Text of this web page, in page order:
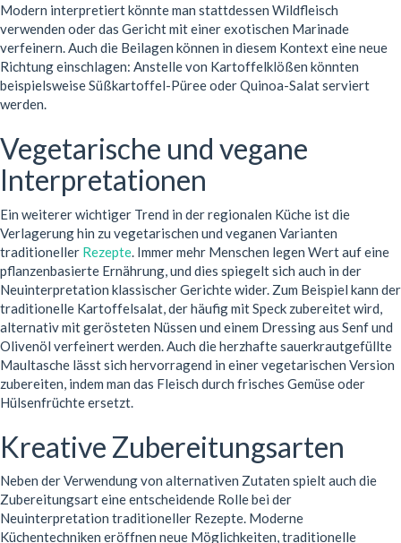
Modern interpretiert könnte man stattdessen Wildfleisch
verwenden oder das Gericht mit einer exotischen Marinade
verfeinern. Auch die Beilagen können in diesem Kontext eine neue
Richtung einschlagen: Anstelle von Kartoffelklößen könnten
beispielsweise Süßkartoffel-Püree oder Quinoa-Salat serviert
werden.
Vegetarische und vegane
Interpretationen
Ein weiterer wichtiger Trend in der regionalen Küche ist die
Verlagerung hin zu vegetarischen und veganen Varianten
traditioneller Rezepte . Immer mehr Menschen legen Wert auf eine
pflanzenbasierte Ernährung, und dies spiegelt sich auch in der
Neuinterpretation klassischer Gerichte wider. Zum Beispiel kann der
traditionelle Kartoffelsalat, der häufig mit Speck zubereitet wird,
alternativ mit gerösteten Nüssen und einem Dressing aus Senf und
Olivenöl verfeinert werden. Auch die herzhafte sauerkrautgefüllte
Maultasche lässt sich hervorragend in einer vegetarischen Version
zubereiten, indem man das Fleisch durch frisches Gemüse oder
Hülsenfrüchte ersetzt.
Kreative Zubereitungsarten
Neben der Verwendung von alternativen Zutaten spielt auch die
Zubereitungsart eine entscheidende Rolle bei der
Neuinterpretation traditioneller Rezepte. Moderne
Küchentechniken eröffnen neue Möglichkeiten, traditionelle